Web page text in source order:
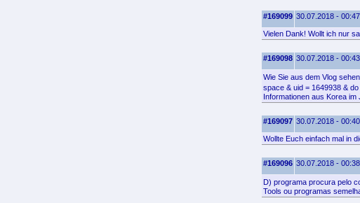
#169099 30.07.2018 -
Vielen Dank! Wollt ich nur
#169098 30.07.2018 -
Wie Sie aus dem Vlog
space & uid = 1649938 &
Informationen aus Korea im
#169097 30.07.2018 -
Wollte Euch einfach mal in
#169096 30.07.2018 -
D) programa procura pelo
Tools ou programas